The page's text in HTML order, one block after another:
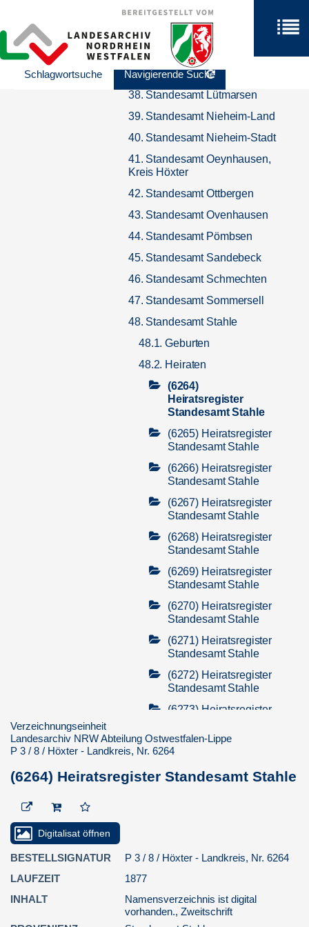
Schlagwortsuche Navigierende Suche
Kempenfeldrom
35. Standesamt Kollerbeck
36. Standesamt Lüchtringen
37. Standesamt Lügde
38. Standesamt Lütmarsen
39. Standesamt Nieheim-Land
40. Standesamt Nieheim-Stadt
41. Standesamt Oeynhausen,
Kreis Höxter
42. Standesamt Ottbergen
43. Standesamt Ovenhausen
44. Standesamt Pömbsen
45. Standesamt Sandebeck
46. Standesamt Schmechten
47. Standesamt Sommersell
48. Standesamt Stahle
48.1. Geburten
48.2. Heiraten
(6264)
Heiratsregister
Standesamt Stahle
(6265) Heiratsregister
Standesamt Stahle
(6266) Heiratsregister
Standesamt Stahle
(6267) Heiratsregister
Standesamt Stahle
(6268) Heiratsregister
Standesamt Stahle
(6269) Heiratsregister
Standesamt Stahle
(6270) Heiratsregister
Standesamt Stahle
(6271) Heiratsregister
Standesamt Stahle
(6272) Heiratsregister
Standesamt Stahle
(6273) Heiratsregister
(6274) Heiratsregister
Standesamt Stahle
(6275) Heiratsregister
Standesamt Stahle
Standesamt Stahle
(6279) Heiratsregister
Verzeichnungseinheit
Landesarchiv NRW Abteilung Ostwestfalen-Lippe
P 3 / 8 / Höxter - Landkreis, Nr. 6264
(6264) Heiratsregister Standesamt Stahle
Digitalisat öffnen
BESTELLSIGNATUR
P 3 / 8 / Höxter - Landkreis, Nr. 6264
LAUFZEIT
1877
INHALT
Namensverzeichnis ist digital
vorhanden., Zweitschrift